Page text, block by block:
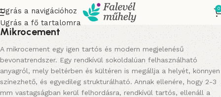
Ugrás a navigációhoz
Ugrás a fő tartalomra
0
Mikrocement
A mikrocement egy igen tartós és modern megjelenésű
bevonatrendszer. Egy rendkívül sokoldalúan felhasználható
anyagról, mely beltérben és kültéren is megállja a helyét, könnyen
színezhető, és egyedileg strukturálható. Annak ellenére, hogy 2-3
mm vastagságban kerül felhordásra, rendkívül tartós, ellenáll a